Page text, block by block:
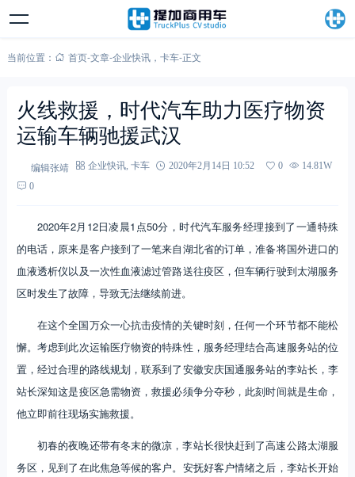
当前位置： 首页-文章-企业快讯， 卡车-正文
火线救援，时代汽车助力医疗物资
运输车辆驰援武汉
编辑张靖 企业快讯, 卡车 2020年2月14日 10:52 0
14.81W
0
2020年2月12日凌晨1点50分，时代汽车服务经理接到了一通特殊
的电话，原来是客户接到了一笔来自湖北省的订单，准备将国外进口的
血液透析仪以及一次性血液滤过管路送往疫区，但车辆行驶到太湖服务
区时发生了故障，导致无法继续前进。
在这个全国万众一心抗击疫情的关键时刻，任何一个环节都不能松
懈。考虑到此次运输医疗物资的特殊性，服务经理结合高速服务站的位
置，经过合理的路线规划，联系到了安徽安庆国通服务站的李站长，李
站长深知这是疫区急需物资，救援必须争分夺秒，此刻时间就是生命，
他立即前往现场实施救援。
初春的夜晚还带有冬末的微凉，李站长很快赶到了高速公路太湖服
务区，见到了在此焦急等候的客户。安抚好客户情绪之后，李站长开始